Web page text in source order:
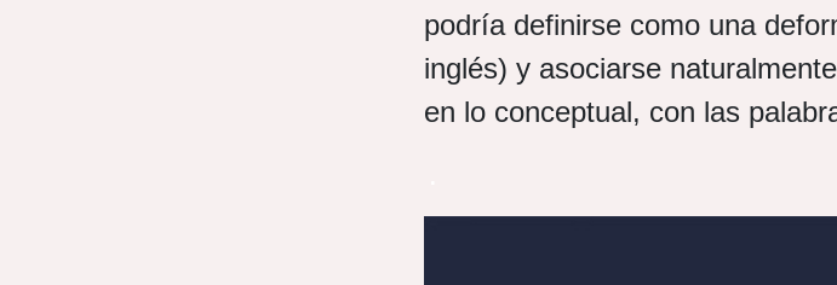
podría definirse como una
inglés) y asociarse
en lo conceptual, con las